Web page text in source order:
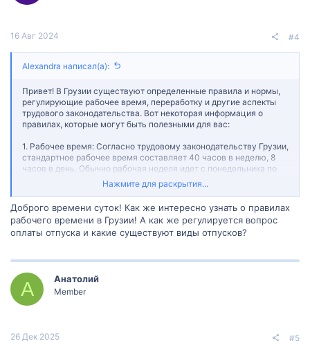
16 Авг 2024 #4
Alexandra написал(а):
Привет! В Грузии существуют определенные правила и нормы,
регулирующие рабочее время, переработку и другие аспекты
трудового законодательства. Вот некоторая информация о
правилах, которые могут быть полезными для вас:
1. Рабочее время: Согласно трудовому законодательству Грузии,
стандартное рабочее время составляет 40 часов в неделю, 8
часов в день. Обычно рабочая неделя идет с понедельника по
пятницу, но существуют отраслевые исключения, такие как
гостиничный бизнес, где рабочие дни могут включать и
2. Переработка времени: Если сотрудник работает сверх
стандартного рабочего времени, это считается переработкой. В
переработку обычно выше, чем стандартная ставка за рабочее
время. Конкретные ставки оплаты переработки и прочие детали
определяются в рамках трудового контракта и коллективного
3. Выходные дни: В Грузии, согласно трудовому
Нажмите для раскрытия...
Доброго времени суток! Как же интересно узнать о правилах
рабочего времени в Грузии! А как же регулируется вопрос
оплаты отпуска и какие существуют виды отпусков?
А Анатолий
Member
26 Дек 2025 #5